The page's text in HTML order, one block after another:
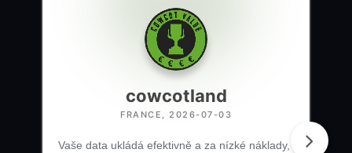
cowcotland
FRANCE, 2026-07-03
Vaše data ukládá efektivně a za nízké náklady,